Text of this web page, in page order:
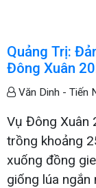
Quảng Trị:
Đông Xuân
Văn Dinh - Tiến
Vụ Đông Xuân
trồng khoảng
xuống đồng
giống lúa